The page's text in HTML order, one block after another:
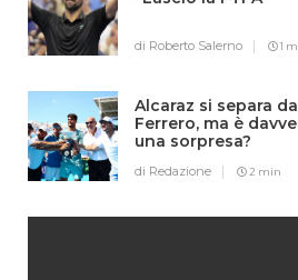
di Roberto Salerno 1
Alcaraz si separa da
Ferrero, ma è
una sorpresa?
di Redazione 2 min